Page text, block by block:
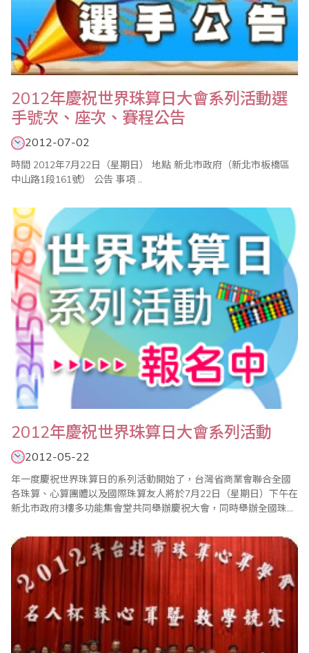
2012年慶祝世界珠算日大會系列活動選
手號次、座次、賽程公告
2012-07-02
時間 2012年7月22日（星期日） 地點 新北市政府（新北市板橋區
中山路1段161號） 公告 事項 ..
2012年慶祝世界珠算日大會系列活動
2012-05-22
年一度慶祝世界珠算日的系列活動開始了，台灣省商業會聯合全國
各珠算、心算團體以及國際珠算友人將於7月22日（星期日）下午在
新北市政府3樓多功能集會堂共同舉辦慶祝大會，同時舉辦全國珠算
學競技大賽、大會特刊徵文等系列活動。 現今珠心算的學習不只是
開啟兒童智力，對年長者也有健腦、教育、樂活的功能，希望各界
能多提供高齡學習或珠算..